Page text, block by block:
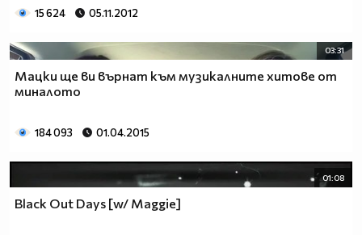
15 624 05.11.2012
03:31
Мацки ще ви върнат към музикалните хитове от
миналото
184 093 01.04.2015
01:08
Black Out Days [w/ Maggie]